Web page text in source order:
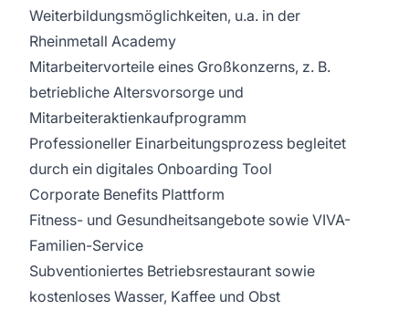
Weiterbildungsmöglichkeiten, u.a. in der
Rheinmetall Academy
Mitarbeitervorteile eines Großkonzerns, z. B.
betriebliche Altersvorsorge und
Mitarbeiteraktienkaufprogramm
Professioneller Einarbeitungsprozess begleitet
durch ein digitales Onboarding Tool
Corporate Benefits Plattform
Fitness- und Gesundheitsangebote sowie VIVA-
Familien-Service
Subventioniertes Betriebsrestaurant sowie
kostenloses Wasser, Kaffee und Obst